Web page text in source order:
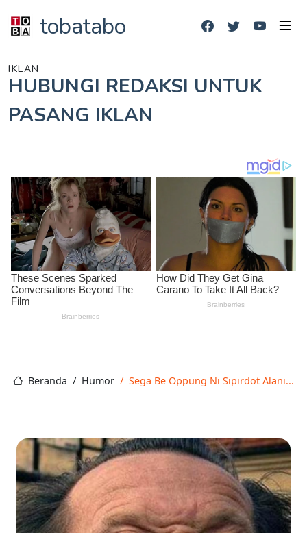
tobatabo
IKLAN
HUBUNGI REDAKSI UNTUK
PASANG IKLAN
Beranda Humor Sega Be Oppung Ni Sipirdot Alani...